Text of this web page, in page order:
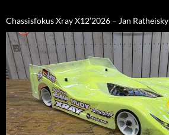
Chassisfokus Xray X12’2026 – Jan Ratheisky